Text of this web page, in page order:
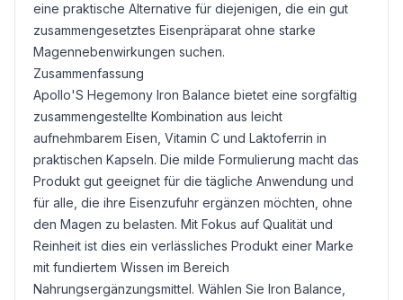
eine praktische Alternative für diejenigen, die ein gut
zusammengesetztes Eisenpräparat ohne starke
Magennebenwirkungen suchen.
Zusammenfassung
Apollo'S Hegemony Iron Balance bietet eine sorgfältig
zusammengestellte Kombination aus leicht
aufnehmbarem Eisen, Vitamin C und Laktoferrin in
praktischen Kapseln. Die milde Formulierung macht das
Produkt gut geeignet für die tägliche Anwendung und
für alle, die ihre Eisenzufuhr ergänzen möchten, ohne
den Magen zu belasten. Mit Fokus auf Qualität und
Reinheit ist dies ein verlässliches Produkt einer Marke
mit fundiertem Wissen im Bereich
Nahrungsergänzungsmittel. Wählen Sie Iron Balance,